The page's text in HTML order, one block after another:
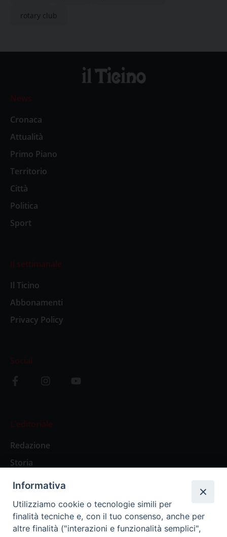
rotary club
News
Cronaca
Attualità
Primo Piano
Territorio
Città
Politica
Sport
Il settimanale
Il Ticino
Abbonamenti
Privacy Policy
Social
L’editoriale
Redazione
Storia
Abbonamenti
Abbonamento Annuale Digitale
Informativa
Utilizziamo cookie o tecnologie simili per
finalità tecniche e, con il tuo consenso, anche per
altre finalità ("interazioni e funzionalità semplici",